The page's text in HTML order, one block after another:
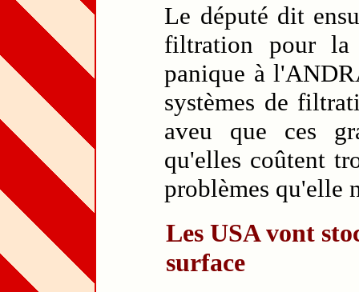
Le député dit
filtration pour
panique à
systèmes de
aveu que ces
qu'elles coûtent
problèmes qu'elle
Les USA vont
surface